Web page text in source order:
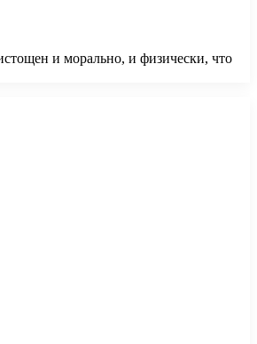
и морально, и физически, что